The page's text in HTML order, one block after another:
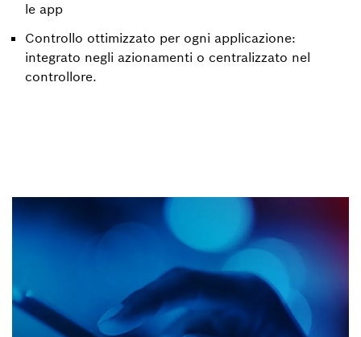
le app
Controllo ottimizzato per ogni applicazione:
integrato negli azionamenti o centralizzato nel
controllore.